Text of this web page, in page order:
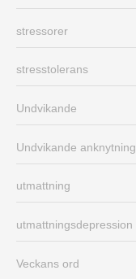
stressorer
stresstolerans
Undvikande
Undvikande anknytning
utmattning
utmattningsdepression
Veckans ord